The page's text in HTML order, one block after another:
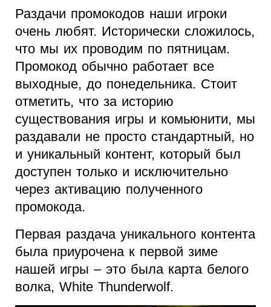
Раздачи промокодов наши игроки
очень любят. Исторически сложилось,
что мы их проводим по пятницам.
Промокод обычно работает все
выходные, до понедельника. Стоит
отметить, что за историю
существования игры и комьюнити, мы
раздавали не просто стандартный, но
и уникальный контент, который был
доступен только и исключительно
через активацию полученного
промокода.
Первая раздача уникального контента
была приурочена к первой зиме
нашей игры – это была карта белого
волка, White Thunderwolf.